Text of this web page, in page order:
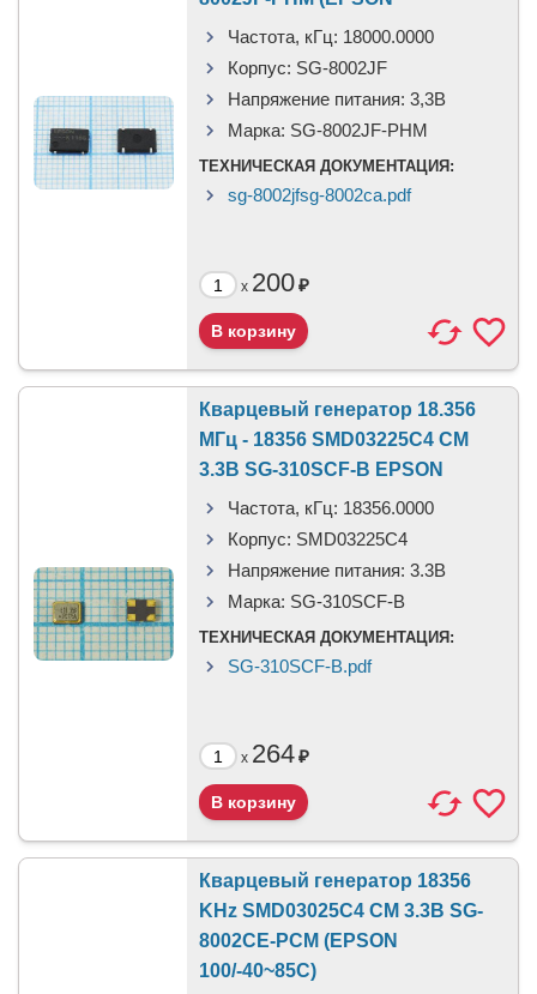
Частота, кГц: 18000.0000
Корпус: SG-8002JF
Напряжение питания: 3,3B
Марка: SG-8002JF-PHM
ТЕХНИЧЕСКАЯ ДОКУМЕНТАЦИЯ:
sg-8002jfsg-8002ca.pdf
x 200₽
Кварцевый генератор 18.356
МГц - 18356 SMD03225C4 CM
3.3В SG-310SCF-B EPSON
Частота, кГц: 18356.0000
Корпус: SMD03225C4
Напряжение питания: 3.3В
Марка: SG-310SCF-B
ТЕХНИЧЕСКАЯ ДОКУМЕНТАЦИЯ:
SG-310SCF-B.pdf
x 264₽
Кварцевый генератор 18356
KHz SMD03025C4 CM 3.3В SG-
8002CE-PCM (EPSON
100/-40~85C)